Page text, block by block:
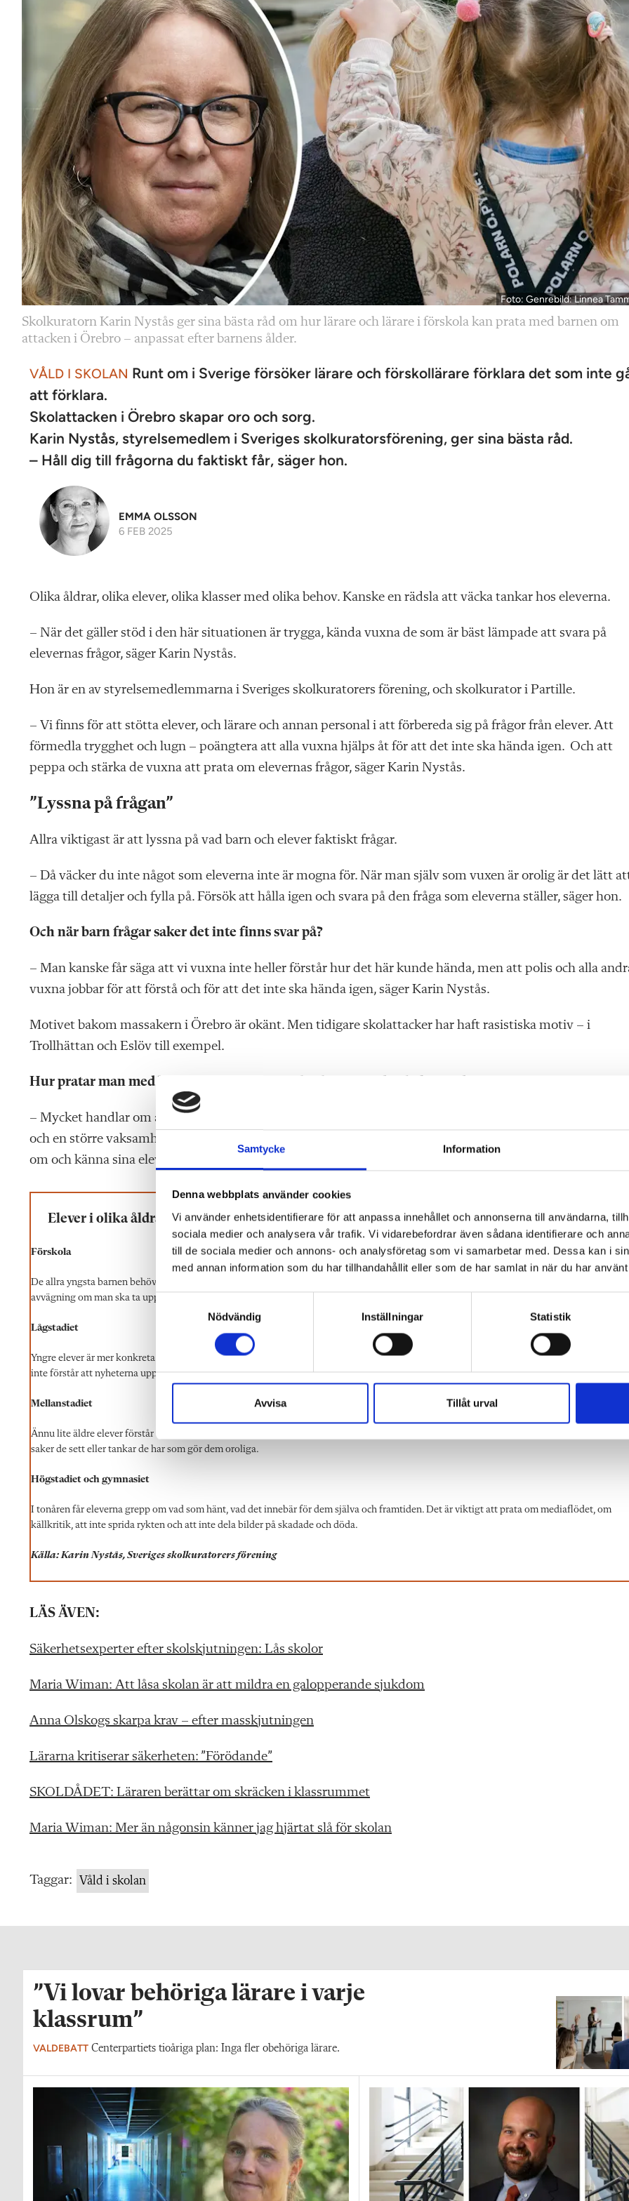
Samtycke Information
Denna webbplats använder cookies
Vi använder enhetsidentifierare för att anpassa innehållet och annonserna till användarna,
sociala medier och analysera vår trafik. Vi vidarebefordrar även sådana identifierare och
till de sociala medier och annons- och analysföretag som vi samarbetar med. Dessa kan i
med annan information som du har tillhandahållit eller som de har samlat in när du har
S
s
v
Nödvändig Inställningar Statistik
Avvisa Tillåt urval
Foto: Genrebild: Linnea
Skolkuratorn Karin Nystås ger sina bästa råd om hur lärare och lärare i förskola kan prata med barnen om
attacken i Örebro – anpassat efter barnens ålder.
VÅLD I SKOLAN Runt om i Sverige försöker lärare och förskollärare förklara det som inte
att förklara.
Skolattacken i Örebro skapar oro och sorg.
Karin Nystås, styrelsemedlem i Sveriges skolkuratorsförening, ger sina bästa råd.
– Håll dig till frågorna du faktiskt får, säger hon.
EMMA OLSSON
6 FEB 2025
Olika åldrar, olika elever, olika klasser med olika behov. Kanske en rädsla att väcka tankar hos eleverna.
– När det gäller stöd i den här situationen är trygga, kända vuxna de som är bäst lämpade att svara på
elevernas frågor, säger Karin Nystås.
Hon är en av styrelsemedlemmarna i Sveriges skolkuratorers förening, och skolkurator i Partille.
– Vi finns för att stötta elever, och lärare och annan personal i att förbereda sig på frågor från elever. Att
förmedla trygghet och lugn – poängtera att alla vuxna hjälps åt för att det inte ska hända igen. Och att
peppa och stärka de vuxna att prata om elevernas frågor, säger Karin Nystås.
”Lyssna på frågan”
Allra viktigast är att lyssna på vad barn och elever faktiskt frågar.
– Då väcker du inte något som eleverna inte är mogna för. När man själv som vuxen är orolig är det lätt
lägga till detaljer och fylla på. Försök att hålla igen och svara på den fråga som eleverna ställer, säger hon.
Och när barn frågar saker det inte finns svar på?
– Man kanske får säga att vi vuxna inte heller förstår hur det här kunde hända, men att polis och alla
vuxna jobbar för att förstå och för att det inte ska hända igen, säger Karin Nystås.
Motivet bakom massakern i Örebro är okänt. Men tidigare skolattacker har haft rasistiska motiv – i
Trollhättan och Eslöv till exempel.
Hur pratar man med barn och elever som själva har invandrarbakgrund?
– Mycket handlar om ålder och förståelse för den typen av motiv. En del elever har egna tidigare
och en större vaksamhet och känslighet, det måste man hantera. Som alltid är det en fördel att ha
om och känna sina elever när man pratar med dem om svåra saker, säger Karin Nystås.
Elever i olika åldrar – så pratar du om skolattacken
Förskola
De allra yngsta barnen behöver vuxna för att sätta ord på tankar och frågor. Det är inte helt säkert att det vet vad som hänt, man får göra en
avvägning om man ska ta upp frågan eller avvakta tills barnen själva har funderingar.
Lågstadiet
Yngre elever är mer konkreta. De förstår vad som händer, men behöver tänka på jobbiga saker i omgångar. Det kan vara bra att tänka på att
inte förstår att nyheterna upprepar samma händelse, de kan tro att det pågår hela tiden.
Mellanstadiet
Ännu lite äldre elever förstår vad döden innebär. De kan söka egna information, och därför är det extra viktigt att prata om att de ska
saker de sett eller tankar de har som gör dem oroliga.
Högstadiet och gymnasiet
I tonåren får eleverna grepp om vad som hänt, vad det innebär för dem själva och framtiden. Det är viktigt att prata om mediaflödet, om
källkritik, att inte sprida rykten och att inte dela bilder på skadade och döda.
Källa: Karin Nystås, Sveriges skolkuratorers förening
LÄS ÄVEN:
Säkerhetsexperter efter skolskjutningen: Lås skolor
Maria Wiman: Att låsa skolan är att mildra en galopperande sjukdom
Anna Olskogs skarpa krav – efter masskjutningen
Lärarna kritiserar säkerheten: ”Förödande”
SKOLDÅDET: Läraren berättar om skräcken i klassrummet
Maria Wiman: Mer än någonsin känner jag hjärtat slå för skolan
Taggar: Våld i skolan
”Vi lovar behöriga lärare i varje
klassrum”
VALDEBATT Centerpartiets tioåriga plan: Inga fler obehöriga lärare.